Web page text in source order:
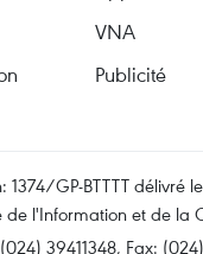
VNA
Publicité
GP-BTTTT délivré
de l'Information et de la
39411348, Fax: